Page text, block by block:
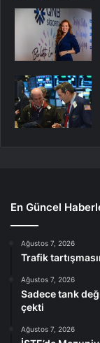
En Güncel
Ağustos 7, 2026
Trafik
Ağustos 7, 2026
Sadece tank
çekti
Ağustos 7, 2026